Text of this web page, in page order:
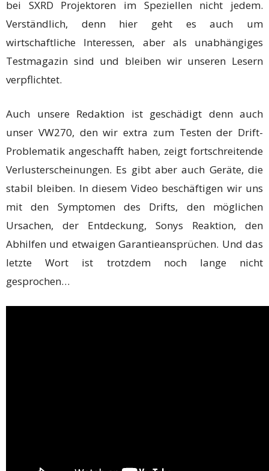
bei SXRD Projektoren im Speziellen nicht jedem.
Verständlich, denn hier geht es auch um
wirtschaftliche Interessen, aber als unabhängiges
Testmagazin sind und bleiben wir unseren Lesern
verpflichtet.
Auch unsere Redaktion ist geschädigt denn auch
unser VW270, den wir extra zum Testen der Drift-
Problematik angeschafft haben, zeigt fortschreitende
Verlusterscheinungen. Es gibt aber auch Geräte, die
stabil bleiben. In diesem Video beschäftigen wir uns
mit den Symptomen des Drifts, den möglichen
Ursachen, der Entdeckung, Sonys Reaktion, den
Abhilfen und etwaigen Garantieansprüchen. Und das
letzte Wort ist trotzdem noch lange nicht
gesprochen…